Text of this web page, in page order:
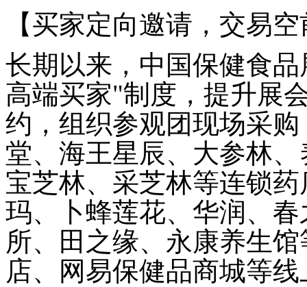
【买家定向邀请，交易
长期以来，中国保健食品
高端买家"制度，提升展
约，组织参观团现场采
堂、海王星辰、大参林
宝芝林、采芝林等连锁
玛、卜蜂莲花、华润、
所、田之缘、永康养生
店、网易保健品商城等